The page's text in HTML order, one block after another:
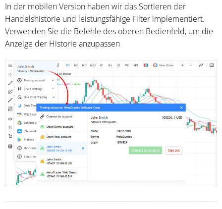
In der mobilen Version haben wir das Sortieren der
Handelshistorie und leistungsfähige Filter implementiert.
Verwenden Sie die Befehle des oberen Bedienfeld, um die
Anzeige der Historie anzupassen